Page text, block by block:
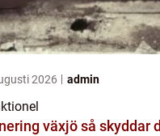
2026 admin
växjö så skyddar du huset